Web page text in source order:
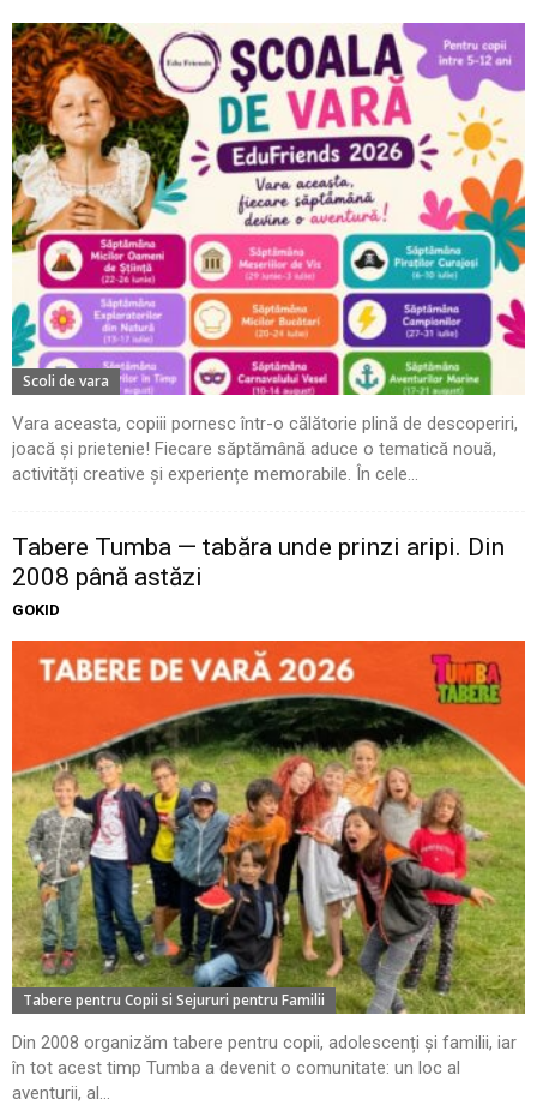
Scoli de vara
Vara aceasta, copiii pornesc într-o călătorie plină de descoperiri,
joacă și prietenie! Fiecare săptămână aduce o tematică nouă,
activități creative și experiențe memorabile. În cele...
Tabere Tumba — tabăra unde prinzi aripi. Din
2008 până astăzi
GOKID
Tabere pentru Copii si Sejururi pentru Familii
Din 2008 organizăm tabere pentru copii, adolescenți și familii, iar
în tot acest timp Tumba a devenit o comunitate: un loc al
aventurii, al...